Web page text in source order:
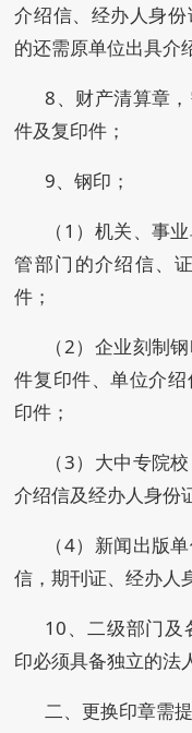
介绍信、经办人身
的还需原单位出具介
8、财产清算章
件及复印件；
9、钢印；
（1）机关、事
管部门的介绍信、
件；
（2）企业刻制
件复印件、单位介
印件；
（3）大中专院
介绍信及经办人身份
（4）新闻出版
信，期刊证、经办人
10、二级部门及
印必须具备独立的法
二、更换印章需